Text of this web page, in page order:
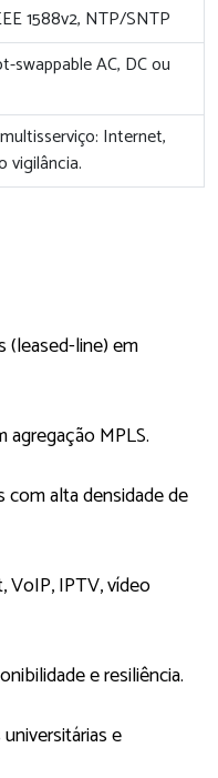
1588v2, NTP/SNTP
swappable AC, DC ou
Internet,
vigilância.
(leased-line) em
agregação MPLS.
alta densidade de
VoIP, IPTV, vídeo
e resiliência.
e